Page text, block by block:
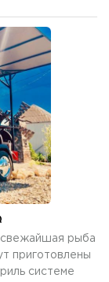
свежайшая рыба
приготовлены
системе